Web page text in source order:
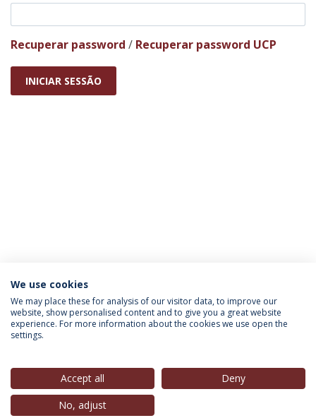
Recuperar password / Recuperar password UCP
INICIAR SESSÃO
INFORMAÇÃO PARA
We use cookies
We may place these for analysis of our visitor data, to improve our
website, show personalised content and to give you a great website
experience. For more information about the cookies we use open the
settings.
Accept all
Deny
No, adjust